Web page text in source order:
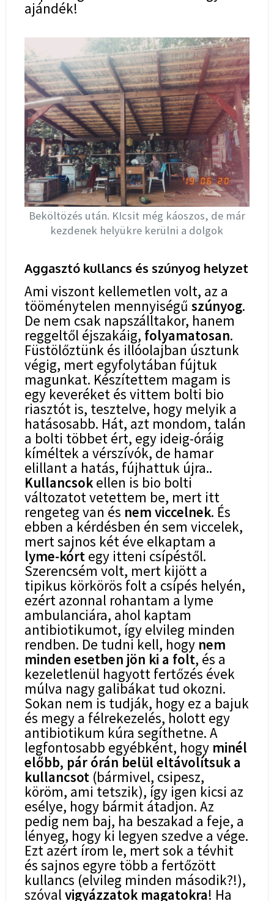
ajándék!
Beköltözés után. KIcsit még káoszos, de már
kezdenek helyükre kerülni a dolgok
Aggasztó kullancs és szúnyog helyzet
Ami viszont kellemetlen volt, az a
tööménytelen mennyiségű szúnyog.
De nem csak napszálltakor, hanem
reggeltől éjszakáig, folyamatosan.
Füstölőztünk és illóolajban úsztunk
végig, mert egyfolytában fújtuk
magunkat. Készítettem magam is
egy keveréket és vittem bolti bio
riasztót is, tesztelve, hogy melyik a
hatásosabb. Hát, azt mondom, talán
a bolti többet ért, egy ideig-óráig
kíméltek a vérszívók, de hamar
elillant a hatás, fújhattuk újra..
Kullancsokellen is bio bolti
változatot vetettem be, mert itt
rengeteg van és nem viccelnek. És
ebben a kérdésben én sem viccelek,
mert sajnos két éve elkaptam a
lyme-kórtegy itteni csípéstől.
Szerencsém volt, mert kijött a
tipikus körkörös folt a csípés helyén,
ezért azonnal rohantam a lyme
ambulanciára, ahol kaptam
antibiotikumot, így elvileg minden
rendben. De tudni kell, hogynem
minden esetben jön ki a folt, és a
kezeletlenül hagyott fertőzés évek
múlva nagy galibákat tud okozni.
Sokan nem is tudják, hogy ez a bajuk
és megy a félrekezelés, holott egy
antibiotikum kúra segíthetne. A
legfontosabb egyébként, hogyminél
előbb, pár órán belül eltávolítsuk a
kullancsot(bármivel, csipesz,
köröm, ami tetszik), így igen kicsi az
esélye, hogy bármit átadjon. Az
pedig nem baj, ha beszakad a feje, a
lényeg, hogy ki legyen szedve a vége.
Ezt azért írom le, mert sok a tévhit
és sajnos egyre több a fertőzött
kullancs (elvileg minden második?!),
szóval vigyázzatok magatokra! Ha